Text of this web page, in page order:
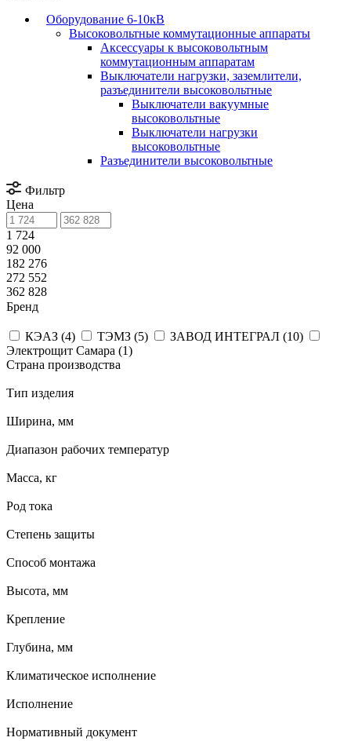
Оборудование 6-10кВ
Высоковольтные коммутационные аппараты
Аксессуары к высоковольтным
коммутационным аппаратам
Выключатели нагрузки, заземлители,
разъединители высоковольтные
Выключатели вакуумные
высоковольтные
Выключатели нагрузки
высоковольтные
Разъединители высоковольтные
Фильтр
Цена
1 724
92 000
182 276
272 552
362 828
Бренд
КЭАЗ (4) ТЭМЗ (5) ЗАВОД ИНТЕГРАЛ (10)
Электрощит Самара (1)
Страна производства
Тип изделия
Ширина, мм
Диапазон рабочих температур
Масса, кг
Род тока
Степень защиты
Способ монтажа
Высота, мм
Крепление
Глубина, мм
Климатическое исполнение
Исполнение
Нормативный документ